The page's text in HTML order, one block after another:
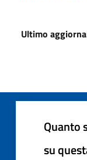
Ultimo
Quanto
su